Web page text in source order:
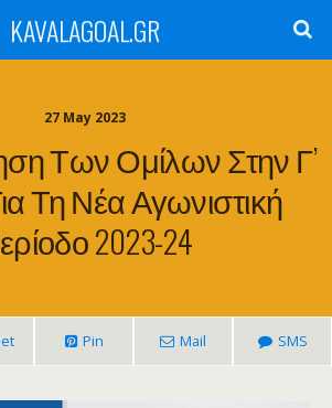
KAVALAGOAL.GR
27 May 2023
Των Ομίλων Στην Γ’
Τη Νέα Αγωνιστική
2023-24
Pin Mail SMS